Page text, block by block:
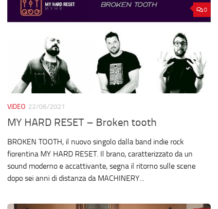
0
VIDEO 22/06/2021
MY HARD RESET – Broken tooth
BROKEN TOOTH, il nuovo singolo dalla band indie rock
fiorentina MY HARD RESET. Il brano, caratterizzato da un
sound moderno e accattivante, segna il ritorno sulle scene
dopo sei anni di distanza da MACHINERY...